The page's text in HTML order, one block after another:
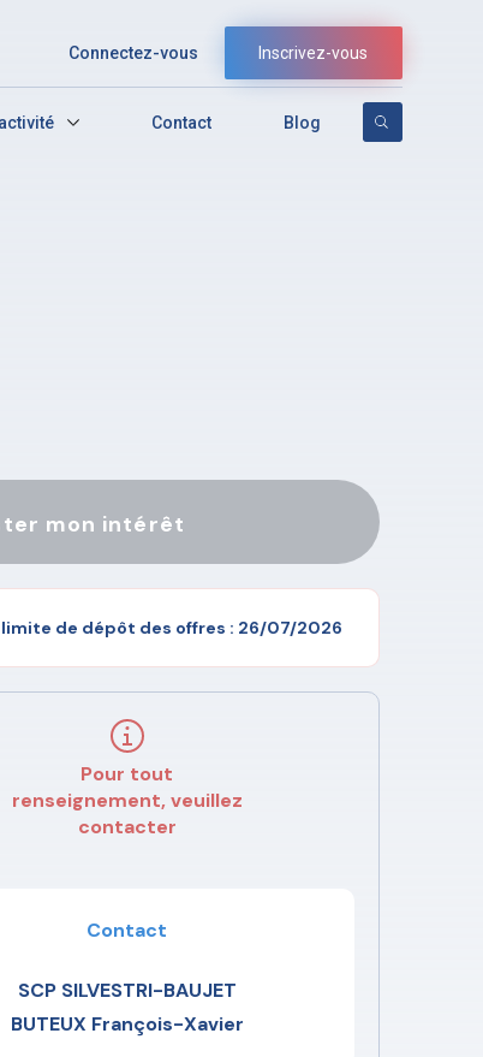
Connectez-vous Inscrivez-vous
Contact Blog
mon intérêt
limite de dépôt des offres : 26/07/2026
Pour tout
renseignement, veuillez
contacter
Contact
SCP SILVESTRI-BAUJET
BUTEUX François-Xavier